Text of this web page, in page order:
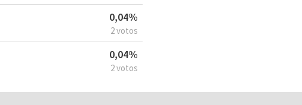
0,04%
2 votos
0,04%
2 votos